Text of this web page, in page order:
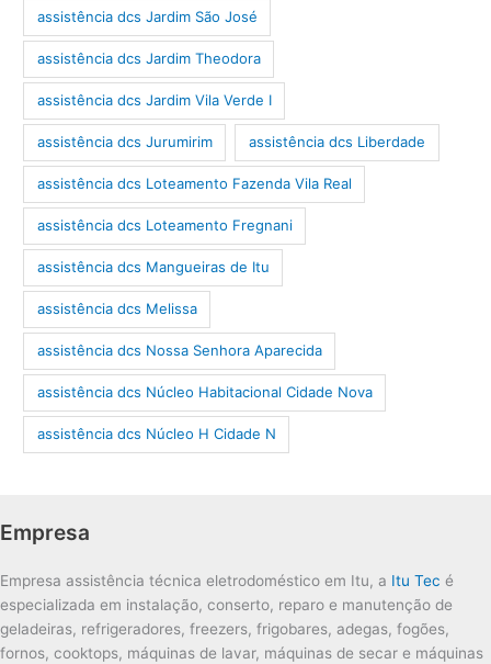
assistência dcs Jardim São José
assistência dcs Jardim Theodora
assistência dcs Jardim Vila Verde I
assistência dcs Jurumirim assistência dcs Liberdade
assistência dcs Loteamento Fazenda Vila Real
assistência dcs Loteamento Fregnani
assistência dcs Mangueiras de Itu
assistência dcs Melissa
assistência dcs Nossa Senhora Aparecida
assistência dcs Núcleo Habitacional Cidade Nova
assistência dcs Núcleo H Cidade N
Empresa
Empresa assistência técnica eletrodoméstico em Itu, a Itu Tec é
especializada em instalação, conserto, reparo e manutenção de
geladeiras, refrigeradores, freezers, frigobares, adegas, fogões,
fornos, cooktops, máquinas de lavar, máquinas de secar e máquinas